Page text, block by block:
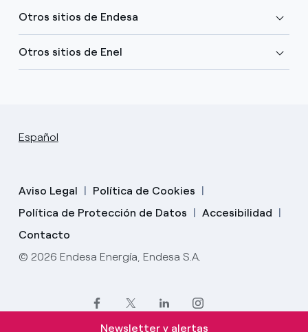
Otros sitios de Endesa
Otros sitios de Enel
Español
Aviso Legal
Política de Cookies
Política de Protección de Datos
Accesibilidad
Contacto
© 2026 Endesa Energía, Endesa S.A.
Newsletter y alertas